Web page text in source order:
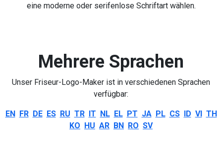
eine moderne oder serifenlose Schriftart wählen.
Mehrere Sprachen
Unser Friseur-Logo-Maker ist in verschiedenen Sprachen
verfügbar:
EN FR DE ES RU TR IT NL EL PT JA PL CS ID VI TH
KO HU AR BN RO SV